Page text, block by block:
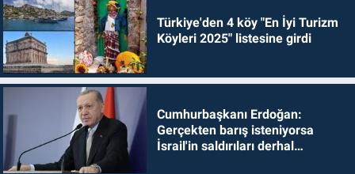
Türkiye'den 4 köy "En İyi Turizm
Köyleri 2025" listesine girdi
Cumhurbaşkanı Erdoğan:
Gerçekten barış isteniyorsa
İsrail'in saldırıları derhal